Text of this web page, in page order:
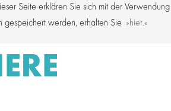
Seite erklären Sie sich mit der Verwendung
gespeichert werden, erhalten Sie
hier.